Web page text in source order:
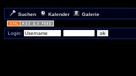
Suchen Kalender Galerie
Login: